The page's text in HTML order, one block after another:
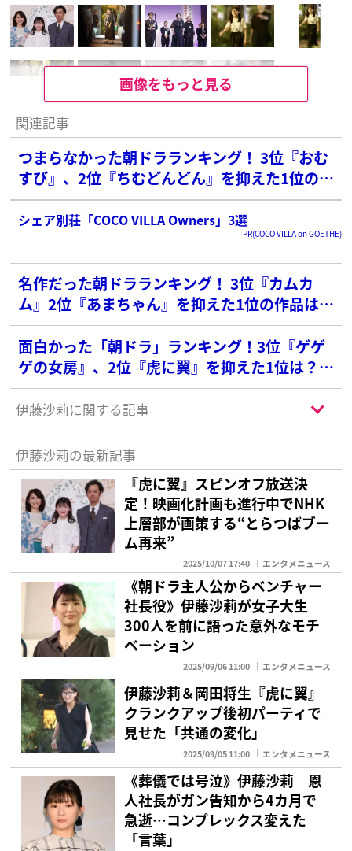
画像をもっと見る
関連記事
つまらなかった朝ドラランキング！ 3位『おむ
すび』、2位『ちむどんどん』を抑えた1位の作
品は？【2010年以降】
シェア別荘「COCO VILLA Owners」3選
PR(COCO VILLA on GOETHE)
名作だった朝ドラランキング！ 3位『カムカ
ム』2位『あまちゃん』を抑えた1位の作品は？
【2010年以降】
面白かった「朝ドラ」ランキング！3位『ゲゲ
ゲの女房』、2位『虎に翼』を抑えた1位は？
【’10年以降編】
伊藤沙莉に関する記事
伊藤沙莉の最新記事
『虎に翼』スピンオフ放送決
定！映画化計画も進行中でNHK
上層部が画策する“とらつばブー
ム再来”
2025/10/07 17:40 エンタメニュース
《朝ドラ主人公からベンチャー
社長役》伊藤沙莉が女子大生
300人を前に語った意外なモチ
ベーション
2025/09/06 11:00 エンタメニュース
伊藤沙莉＆岡田将生『虎に翼』
クランクアップ後初パーティで
見せた「共通の変化」
2025/09/05 11:00 エンタメニュース
《葬儀では号泣》伊藤沙莉 恩
人社長がガン告知から4カ月で
急逝…コンプレックス変えた
「言葉」